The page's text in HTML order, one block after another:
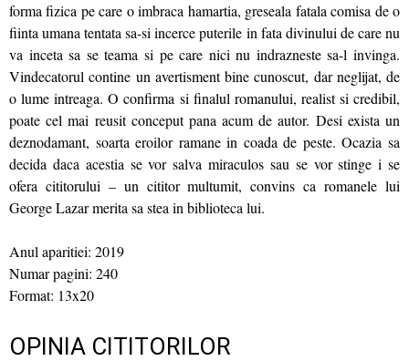
forma fizica pe care o imbraca hamartia, greseala fatala comisa de o
fiinta umana tentata sa-si incerce puterile in fata divinului de care nu
va inceta sa se teama si pe care nici nu indrazneste sa-l invinga.
Vindecatorul contine un avertisment bine cunoscut, dar neglijat, de
o lume intreaga. O confirma si finalul romanului, realist si credibil,
poate cel mai reusit conceput pana acum de autor. Desi exista un
deznodamant, soarta eroilor ramane in coada de peste. Ocazia sa
decida daca acestia se vor salva miraculos sau se vor stinge i se
ofera cititorului – un cititor multumit, convins ca romanele lui
George Lazar merita sa stea in biblioteca lui.
Anul aparitiei: 2019
Numar pagini: 240
Format: 13x20
OPINIA CITITORILOR